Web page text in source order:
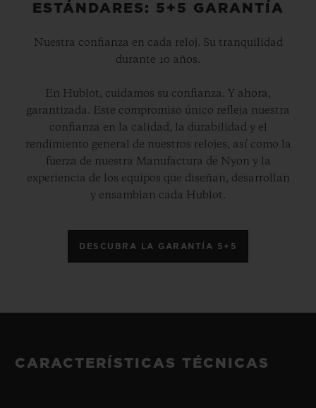
ESTÁNDARES: 5+5 GARANTÍA
Nuestra confianza en cada reloj. Su tranquilidad
durante 10 años.
En Hublot, cuidamos su confianza. Y ahora,
garantizada. Este compromiso único refleja nuestra
confianza en la calidad, la durabilidad y el
rendimiento general de nuestros relojes, así como la
fuerza de nuestra Manufactura de Nyon y la
experiencia de los equipos que diseñan, desarrollan
y ensamblan cada Hublot.
DESCUBRA LA GARANTÍA 5+5
CARACTERÍSTICAS TÉCNICAS